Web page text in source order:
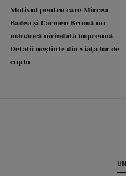
Motivul pentru care Mircea
Badea și Carmen Brumă nu
mănâncă niciodată împreună.
Detalii neștiute din viața lor de
cuplu